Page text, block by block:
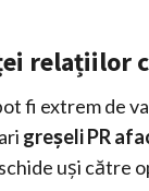
relațiilor
fi extrem de
greșeli PR
uși către